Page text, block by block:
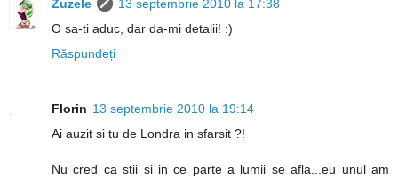
Zuzele
13 septembrie 2010 la 17:38
O sa-ti aduc, dar da-mi detalii! :)
Răspundeți
Florin 13 septembrie 2010 la 19:14
Ai auzit si tu de Londra in sfarsit ?!
Nu cred ca stii si in ce parte a lumii se afla...eu unul am